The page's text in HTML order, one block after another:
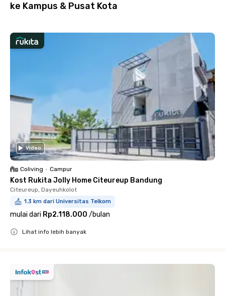
ke Kampus & Pusat Kota
Video
Coliving • Campur
Kost Rukita Jolly Home Citeureup Bandung
Citeureup, Dayeuhkolot
1.3 km dari Universitas Telkom
mulai dari Rp2.118.000 /bulan
Lihat info lebih banyak